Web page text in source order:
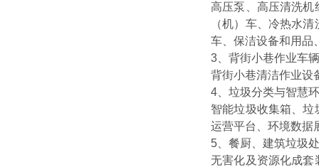
高压泵、高压清洗机
（机）车、冷热水
车、保洁设备和用品
3、背街小巷作业车
背街小巷清洁作业设
4、垃圾分类与智慧
智能垃圾收集箱、
运营平台、环境数据
5、餐厨、建筑垃圾
无害化及资源化成套